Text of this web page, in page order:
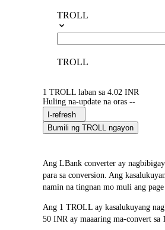
TROLL
TROLL
1 TROLL laban sa 4.02 INR
Huling na-update na oras --
I-refresh
Bumili ng TROLL ngayon
Ang LBank converter ay
para sa conversion. Ang
namin na tingnan mo muli ang
Ang 1 TROLL ay kasalukuyang
50 INR ay maaaring ma-convert